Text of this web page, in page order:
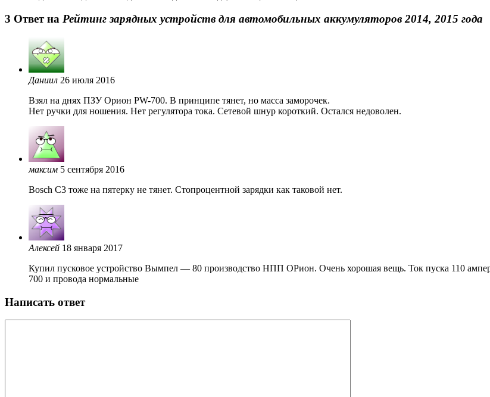
3 Oтвет на Рейтинг зарядных устройств для автомобильных аккумуляторов 2014, 2015 года
Даниил 26 июля 2016
Взял на днях ПЗУ Орион PW-700. В принципе тянет, но масса заморочек.
Нет ручки для ношения. Нет регулятора тока. Сетевой шнур короткий. Остался недоволен.
максим 5 сентября 2016
Bosch C3 тоже на пятерку не тянет. Стопроцентной зарядки как таковой нет.
Алексей 18 января 2017
Купил пусковое устройство Вымпел — 80 производство НПП ОРион. Очень хорошая вещь. Ток пуска 110
700 и провода нормальные
Написать ответ